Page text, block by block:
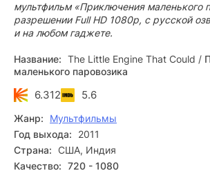
мультфильм «Приключения маленького
разрешении Full HD 1080p, с русской
и на любом гаджете.
Название: The Little Engine That Could /
маленького паровозика
6.312 5.6
Жанр:
Мультфильмы
Год выхода:
2011
Страна: США, Индия
Качество: 720 - 1080